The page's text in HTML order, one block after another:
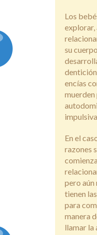
Los
explorar,
su
encías
muerden
En el
razones
pero aún
tienen
para
manera
llamar la